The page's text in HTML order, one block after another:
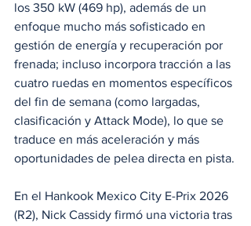
los 350 kW (469 hp), además de un
enfoque mucho más sofisticado en
gestión de energía y recuperación por
frenada; incluso incorpora tracción a las
cuatro ruedas en momentos específicos
del fin de semana (como largadas,
clasificación y Attack Mode), lo que se
traduce en más aceleración y más
oportunidades de pelea directa en pista.
En el Hankook Mexico City E-Prix 2026
(R2), Nick Cassidy firmó una victoria tras